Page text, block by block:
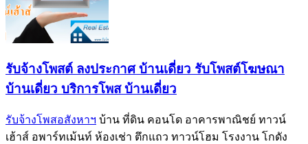
รับจ้างโพสต์ ลงประกาศ บ้านเดี่ยว รับโพสต์โฆษณา
บ้านเดี่ยว บริการโพส บ้านเดี่ยว
รับจ้างโพสอสังหาฯ บ้าน ที่ดิน คอนโด อาคารพาณิชย์ ทาวน์
เฮ้าส์ อพาร์ทเม้นท์ ห้องเช่า ตึกแถว ทาวน์โฮม โรงงาน โกดัง